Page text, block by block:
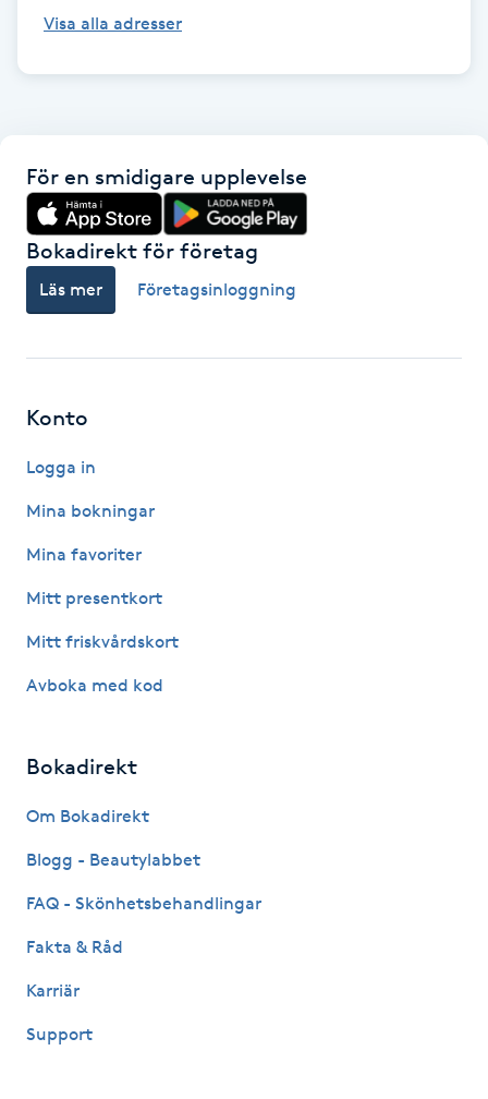
Fransförlängning Megavolym
Fransrengöring
Frekvensterapi
Funktionsanalys
Föning
Gelenaglar
Gellack med förstärkning
Gravidyoga
Visa alla adresser
För en smidigare upplevelse
Bokadirekt för företag
Läs mer Företagsinloggning
Konto
Logga in
Mina bokningar
Mina favoriter
Mitt presentkort
Mitt friskvårdskort
Avboka med kod
Bokadirekt
Om Bokadirekt
Blogg - Beautylabbet
FAQ - Skönhetsbehandlingar
Fakta & Råd
Karriär
Support